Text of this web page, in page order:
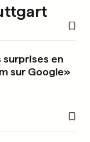
en
sur Google»